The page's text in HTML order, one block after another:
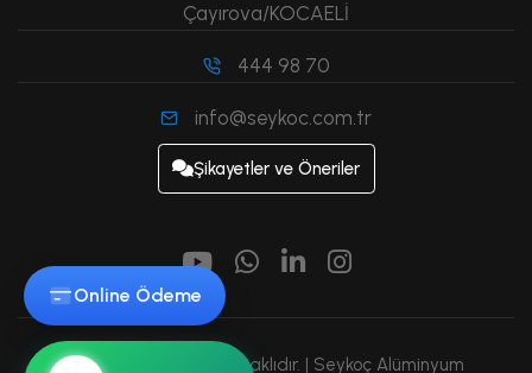
Çayırova/KOCAELİ
444 98 70
info@seykoc.com.tr
Şikayetler ve Öneriler
2025 © Tüm Hakları Saklıdır. | Seykoç Alüminyum
Online Ödeme